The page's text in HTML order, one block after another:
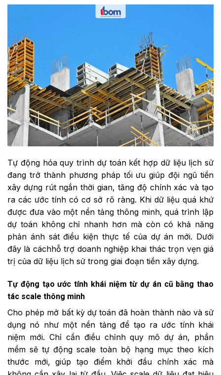
Tự động hóa quy trình dự toán kết hợp dữ liệu lịch sử
đang trở thành phương pháp tối ưu giúp đội ngũ tiền
xây dựng rút ngắn thời gian, tăng độ chính xác và tạo
ra các ước tính có cơ sở rõ ràng. Khi dữ liệu quá khứ
được đưa vào một nền tảng thông minh, quá trình lập
dự toán không chỉ nhanh hơn mà còn có khả năng
phản ánh sát điều kiện thực tế của dự án mới. Dưới
đây là cáchhỗ trợ doanh nghiệp khai thác trọn vẹn giá
trị của dữ liệu lịch sử trong giai đoạn tiền xây dựng.
Tự động tạo ước tính khái niệm từ dự án cũ bằng thao
tác scale thông minh
Cho phép mở bất kỳ dự toán đã hoàn thành nào và sử
dụng nó như một nền tảng để tạo ra ước tính khái
niệm mới. Chỉ cần điều chỉnh quy mô dự án, phần
mềm sẽ tự động scale toàn bộ hạng mục theo kích
thước mới, giúp tạo điểm khởi đầu chính xác mà